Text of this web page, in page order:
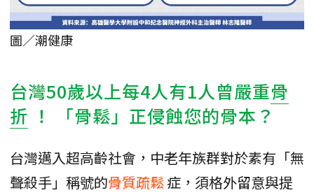
圖／潮健康
台灣50歲以上每4人有1人曾嚴重骨
折 ！ 「骨鬆」正侵蝕您的骨本？
台灣邁入超高齡社會，中老年族群對於素有「無
聲殺手」稱號的骨質疏鬆症，須格外留意與提